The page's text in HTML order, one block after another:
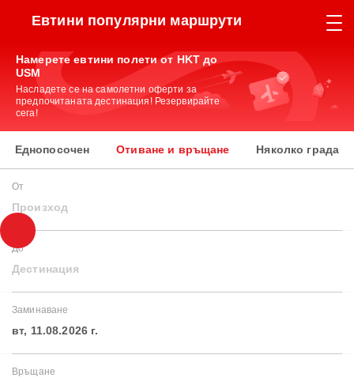
Евтини популярни маршрути
Намерете евтини полети от HKT до
USM
Насладете се на самолетни оферти за
предпочитаната дестинация! Резервирайте
сега!
Еднопосочен Отиване и връщане Няколко града
От
Произход
До
Дестинация
Заминаване
вт, 11.08.2026 г.
Връщане